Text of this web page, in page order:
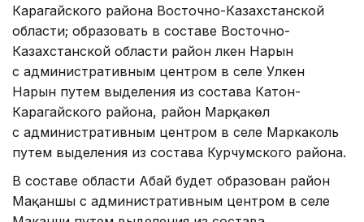
Карагайского района Восточно-Казахстанской
области; образовать в составе Восточно-
Казахстанской области район Үлкен Нарын
с административным центром в селе Улкен
Нарын путем выделения из состава Катон-
Карагайского района, район Марқакөл
с административным центром в селе Маркаколь
путем выделения из состава Курчумского района.
В составе области Абай будет образован район
Мақаншы с административным центром в селе